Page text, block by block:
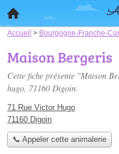
Accueil > Bourgogne-Franche-
Maison Bergeris
Cette fiche présente "Maison
hugo, 71160 Digoin.
71 Rue Victor Hugo
71160 Digoin
📞 Appeler cette animalerie